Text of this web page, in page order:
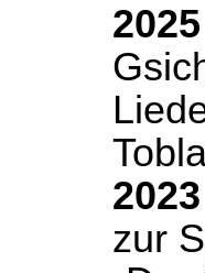
2025
2023
zur